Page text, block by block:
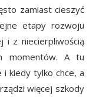
zamiast cieszyć
etapy rozwoju
i z niecierpliwością
momentów. A tu
kiedy tylko chce, a
więcej szkody